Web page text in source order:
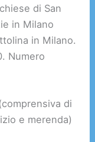
di San
in Milano
in Milano.
Numero
di
e merenda)